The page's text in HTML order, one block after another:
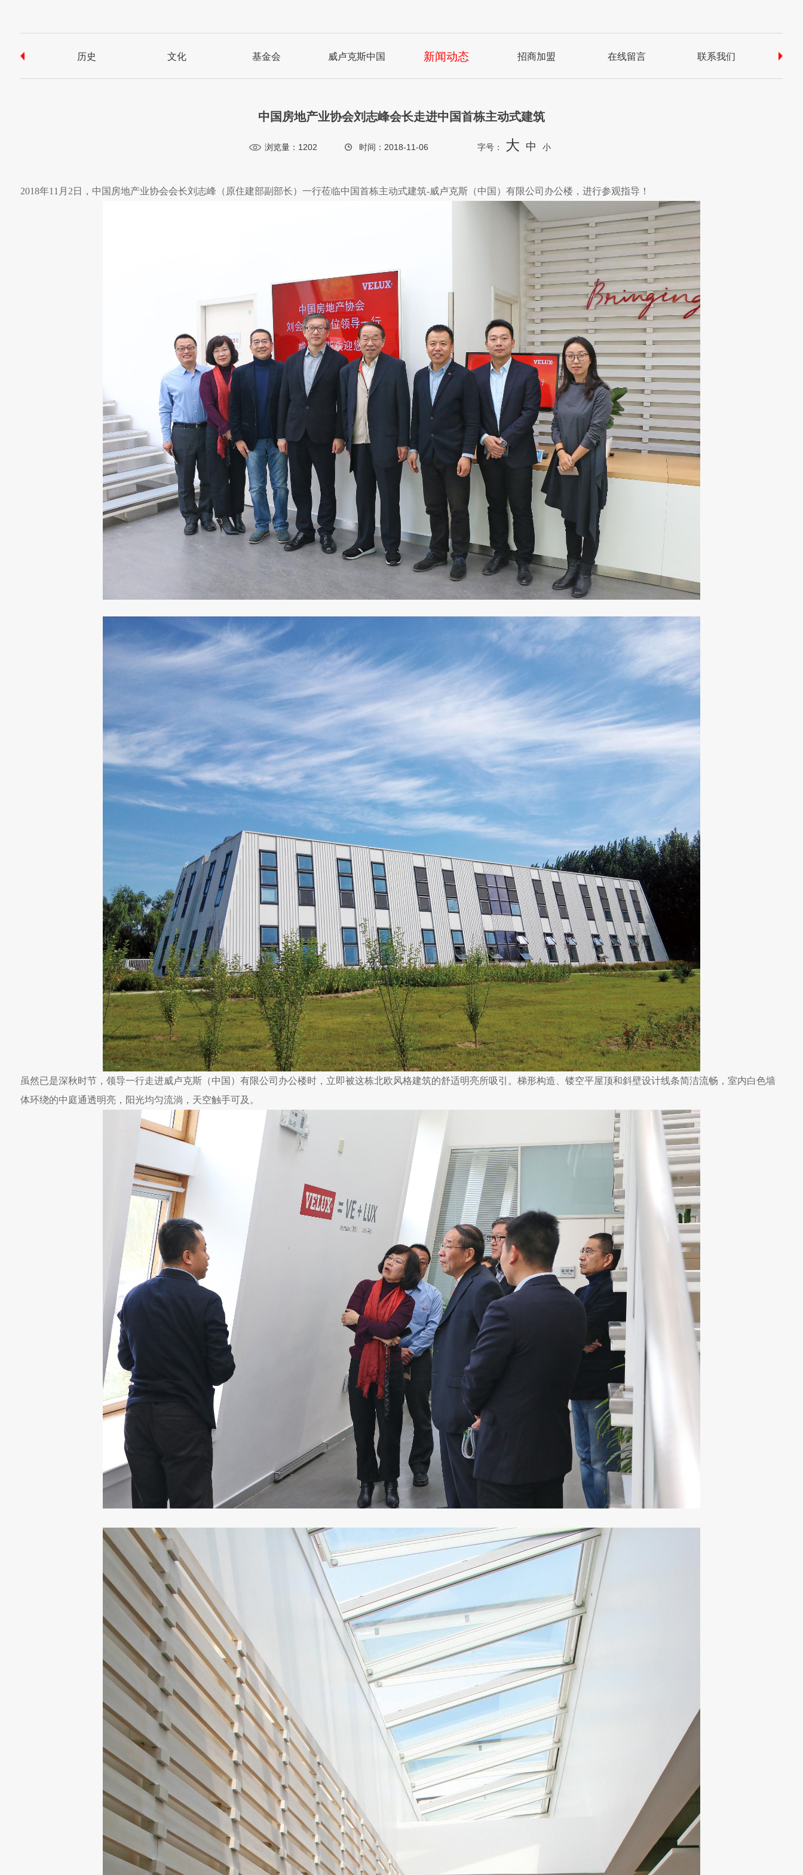
历史 文化 基金会 威卢克斯中国 新闻动态 招商加盟 在线留言 联系我们
中国房地产业协会刘志峰会长走进中国首栋主动式建筑
浏览量： 1202 时间：2018-11-06 字号： 大 中 小
2018年11月2日，中国房地产业协会会长刘志峰（原住建部副部长）一行莅临中国首栋主动式建筑-威卢克斯（中国）有限公司办公楼，进行参观指导！
虽然已是深秋时节，领导一行走进威卢克斯（中国）有限公司办公楼时，立即被这栋北欧风格建筑的舒适明亮所吸引。梯形构造、镂空平屋顶和斜壁设计线条简洁流畅，室内白色墙
体环绕的中庭通透明亮，阳光均匀流淌，天空触手可及。